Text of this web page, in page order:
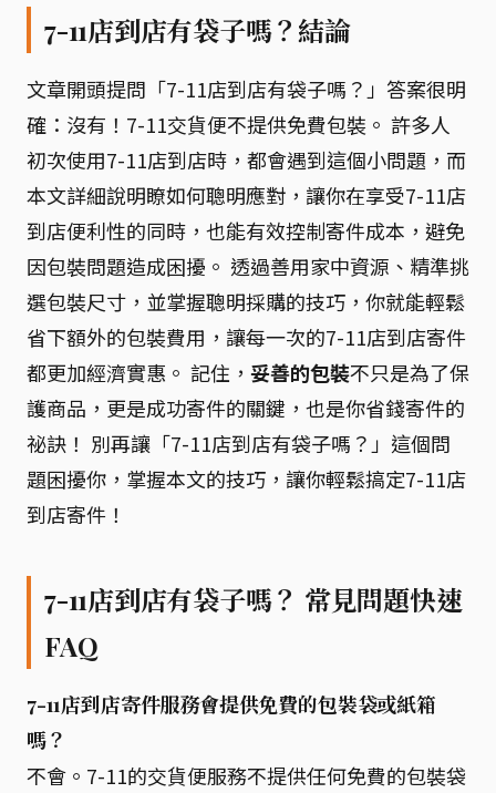
7-11店到店有袋子嗎？結論
文章開頭提問「7-11店到店有袋子嗎？」答案很明
確：沒有！7-11交貨便不提供免費包裝。 許多人
初次使用7-11店到店時，都會遇到這個小問題，而
本文詳細說明瞭如何聰明應對，讓你在享受7-11店
到店便利性的同時，也能有效控制寄件成本，避免
因包裝問題造成困擾。 透過善用家中資源、精準挑
選包裝尺寸，並掌握聰明採購的技巧，你就能輕鬆
省下額外的包裝費用，讓每一次的7-11店到店寄件
都更加經濟實惠。 記住， 妥善的包裝不只是為了保
護商品，更是成功寄件的關鍵，也是你省錢寄件的
祕訣！ 別再讓「7-11店到店有袋子嗎？」這個問
題困擾你，掌握本文的技巧，讓你輕鬆搞定7-11店
到店寄件！
7-11店到店有袋子嗎？ 常見問題快速
FAQ
7-11店到店寄件服務會提供免費的包裝袋或紙箱
嗎？
不會。7-11的交貨便服務不提供任何免費的包裝袋